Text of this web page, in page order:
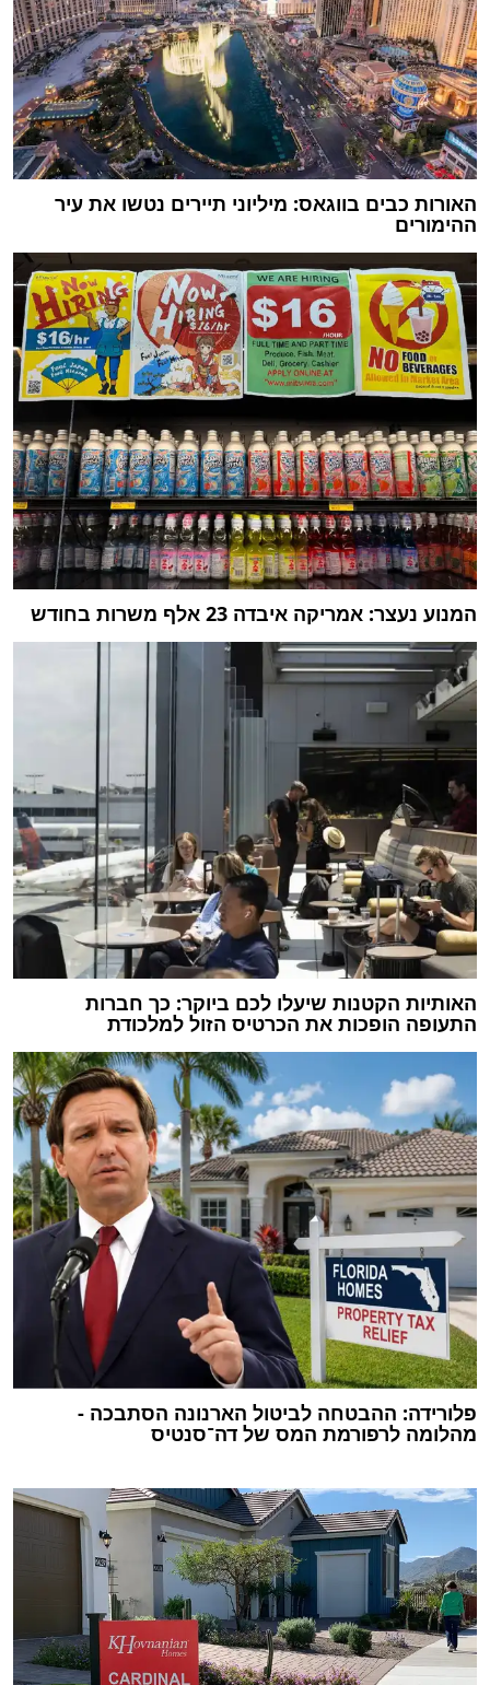
האורות כבים בווגאס: מיליוני תיירים נטשו את עיר
ההימורים
המנוע נעצר: אמריקה איבדה 23 אלף משרות בחודש
האותיות הקטנות שיעלו לכם ביוקר: כך חברות
התעופה הופכות את הכרטיס הזול למלכודת
פלורידה: ההבטחה לביטול הארנונה הסתבכה -
מהלומה לרפורמת המס של דה־סנטיס